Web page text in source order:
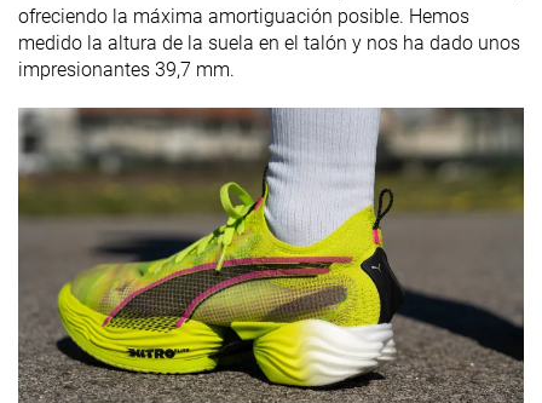
ofreciendo la máxima amortiguación posible. Hemos
medido la altura de la suela en el talón y nos ha dado unos
impresionantes 39,7 mm.